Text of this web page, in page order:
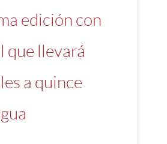
edición con
que llevará
a quince